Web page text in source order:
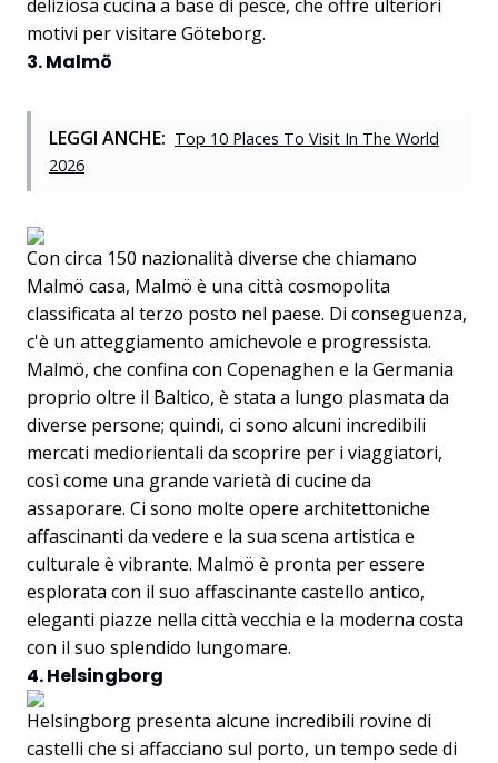
deliziosa cucina a base di pesce, che offre ulteriori
motivi per visitare Göteborg.
3. Malmö
LEGGI ANCHE: Top 10 Places To Visit In The World
2026
Con circa 150 nazionalità diverse che chiamano
Malmö casa, Malmö è una città cosmopolita
classificata al terzo posto nel paese. Di conseguenza,
c'è un atteggiamento amichevole e progressista.
Malmö, che confina con Copenaghen e la Germania
proprio oltre il Baltico, è stata a lungo plasmata da
diverse persone; quindi, ci sono alcuni incredibili
mercati mediorientali da scoprire per i viaggiatori,
così come una grande varietà di cucine da
assaporare. Ci sono molte opere architettoniche
affascinanti da vedere e la sua scena artistica e
culturale è vibrante. Malmö è pronta per essere
esplorata con il suo affascinante castello antico,
eleganti piazze nella città vecchia e la moderna costa
con il suo splendido lungomare.
4. Helsingborg
Helsingborg presenta alcune incredibili rovine di
castelli che si affacciano sul porto, un tempo sede di